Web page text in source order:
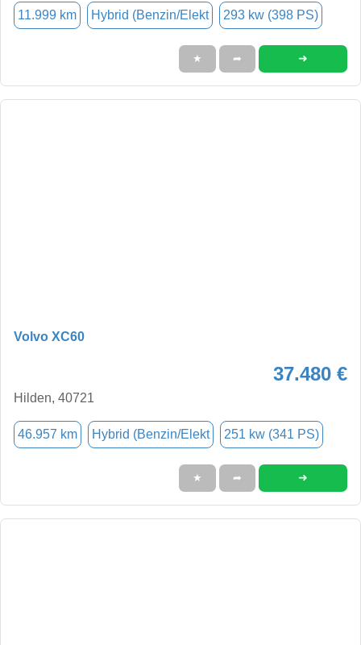
11.999 km Hybrid (Benzin/Elekt 293 kw (398 PS)
★ ➦ ➜
Volvo XC60
37.480 €
Hilden, 40721
46.957 km Hybrid (Benzin/Elekt 251 kw (341 PS)
★ ➦ ➜